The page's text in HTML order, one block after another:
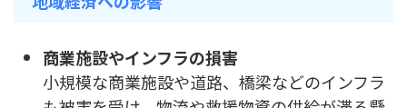
商業施設やインフラの損害
小規模な商業施設や道路、橋梁などのインフラ